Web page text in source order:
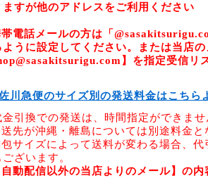
ますが他のアドレスをご利用ください
電話メールの方は「
ように設定してください。または当店
】を指定受信リ
川急便のサイズ別の発送料金はこちら
引換での発送は、時間指定ができませ
先が沖縄・離島については別途料金と
サイズによって送料が変わる場合、代
ございます。
動配信以外の当店よりのメール】の内